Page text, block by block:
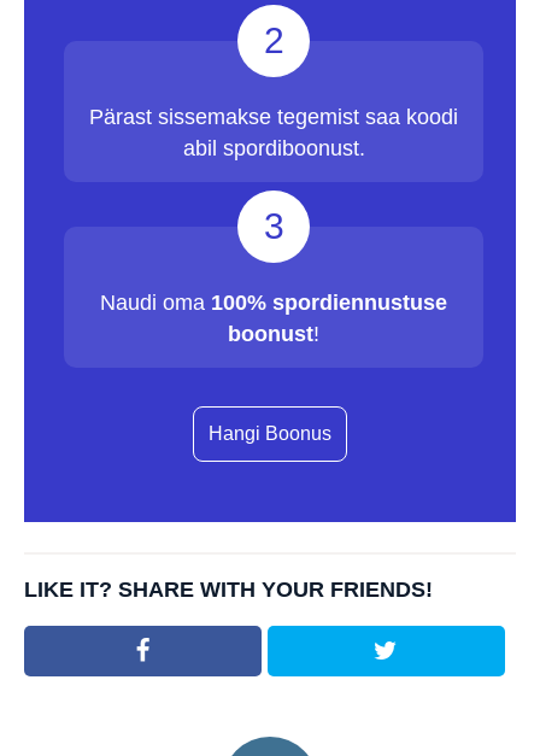
2
Pärast sissemakse tegemist saa koodi
abil spordiboonust.
3
Naudi oma 100% spordiennustuse
boonust!
Hangi Boonus
LIKE IT? SHARE WITH YOUR FRIENDS!